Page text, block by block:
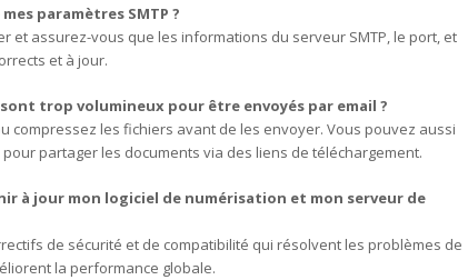
paramètres SMTP ?
et assurez-vous que les informations du serveur SMTP, le port, et
et à jour.
trop volumineux pour être envoyés par email ?
compressez les fichiers avant de les envoyer. Vous pouvez aussi
partager les documents via des liens de téléchargement.
à jour mon logiciel de numérisation et mon serveur de
de sécurité et de compatibilité qui résolvent les problèmes de
la performance globale.